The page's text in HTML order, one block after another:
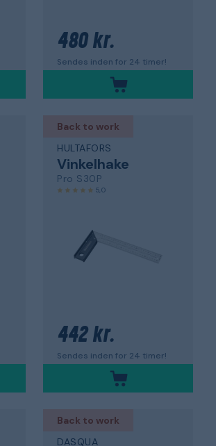
480 kr.
Sendes inden for 24 timer!
Back to work
HULTAFORS
Vinkelhake
Pro S30P
5,0
442 kr.
Sendes inden for 24 timer!
Back to work
DASQUA